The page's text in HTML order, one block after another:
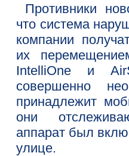
Противники
что система
компании
их
IntelliOne и
совершенно
принадлежит
они
аппарат был
улице.